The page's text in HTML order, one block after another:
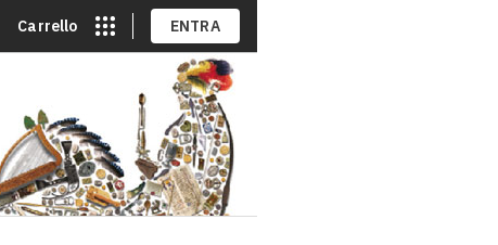
Carrello ENTRA